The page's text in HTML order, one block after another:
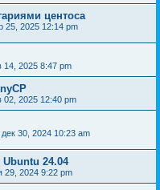
центоса
25, 2025 12:14 pm
14, 2025 8:47 pm
02, 2025 12:40 pm
30, 2024 10:23 am
24.04
29, 2024 9:22 pm